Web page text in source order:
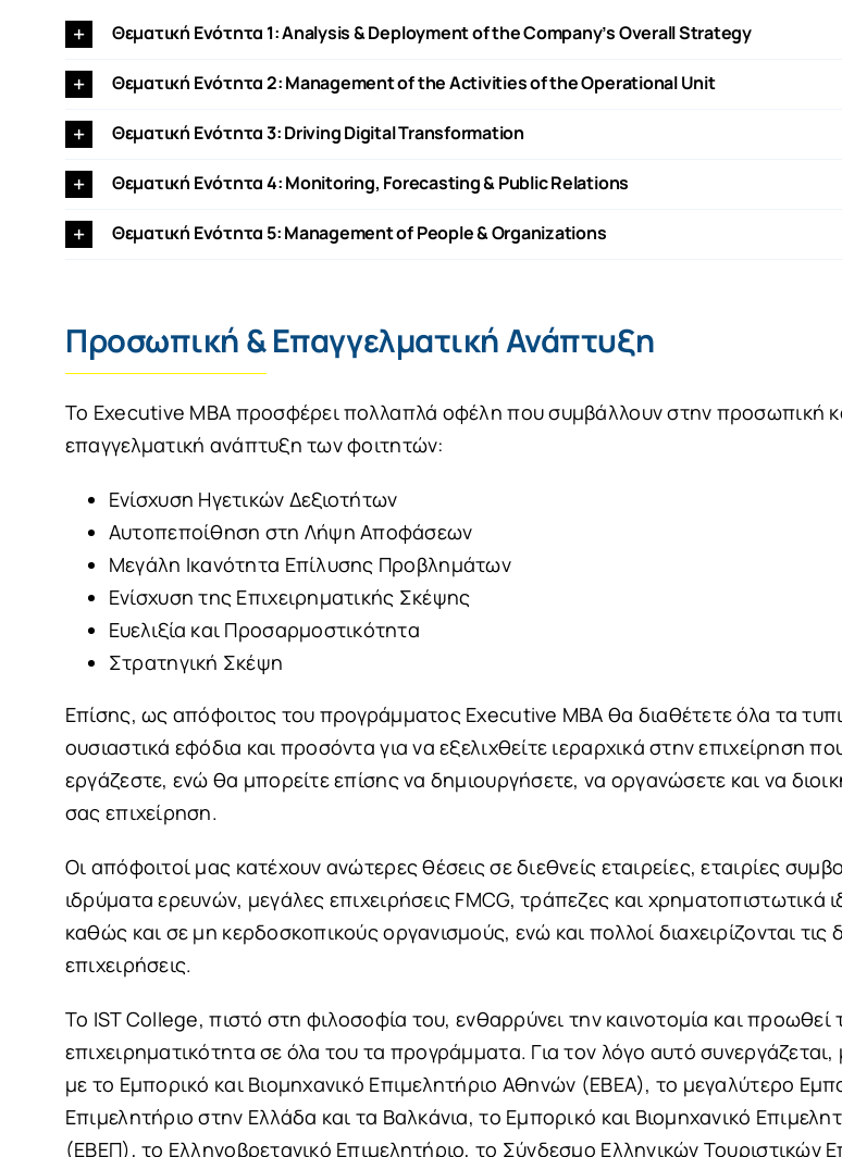
Θεματική Ενότητα 1: Analysis & Deployment of the Company’s Overall Strategy
Θεματική Ενότητα 2: Management of the Activities of the Operational Unit
Θεματική Ενότητα 3: Driving Digital Transformation
Θεματική Ενότητα 4: Monitoring, Forecasting & Public Relations
Θεματική Ενότητα 5: Management of People & Organizations
Προσωπική & Επαγγελματική Ανάπτυξη
Το Executive MBA προσφέρει πολλαπλά οφέλη που συμβάλλουν στην προσωπική
επαγγελματική ανάπτυξη των φοιτητών:
Ενίσχυση Ηγετικών Δεξιοτήτων
Αυτοπεποίθηση στη Λήψη Αποφάσεων
Μεγάλη Ικανότητα Επίλυσης Προβλημάτων
Ενίσχυση της Επιχειρηματικής Σκέψης
Ευελιξία και Προσαρμοστικότητα
Στρατηγική Σκέψη
Επίσης, ως απόφοιτος του προγράμματος Executive ΜΒΑ θα διαθέτετε όλα τα
ουσιαστικά εφόδια και προσόντα για να εξελιχθείτε ιεραρχικά στην επιχείρηση
εργάζεστε, ενώ θα μπορείτε επίσης να δημιουργήσετε, να οργανώσετε και να
σας επιχείρηση.
Οι απόφοιτοί μας κατέχουν ανώτερες θέσεις σε διεθνείς εταιρείες, εταιρίες
ιδρύματα ερευνών, μεγάλες επιχειρήσεις FMCG, τράπεζες και χρηματοπιστωτικά
καθώς και σε μη κερδοσκοπικούς οργανισμούς, ενώ και πολλοί διαχειρίζονται τις
επιχειρήσεις.
Το IST College, πιστό στη φιλοσοφία του, ενθαρρύνει την καινοτομία και προωθεί
επιχειρηματικότητα σε όλα του τα προγράμματα. Για τον λόγο αυτό
με το Εμπορικό και Βιομηχανικό Επιμελητήριο Αθηνών (ΕΒΕΑ), το μεγαλύτερο
Επιμελητήριο στην Ελλάδα και τα Βαλκάνια, το Εμπορικό και Βιομηχανικό
(ΕΒΕΠ), το Ελληνοβρετανικό Επιμελητήριο, το Σύνδεσμο Ελληνικών Τουριστικών